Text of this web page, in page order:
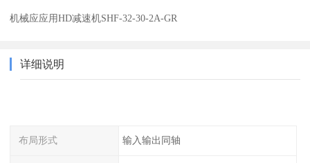
机械应应用HD减速机SHF-32-30-2A-GR
详细说明
布局形式 输入输出同轴